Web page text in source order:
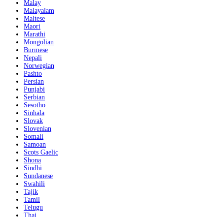
Malay
Malayalam
Maltese
Maori
Marathi
Mongolian
Burmese
Nepali
Norwegian
Pashto
Persian
Punjabi
Serbian
Sesotho
Sinhala
Slovak
Slovenian
Somali
Samoan
Scots Gaelic
Shona
Sindhi
Sundanese
Swahili
Tajik
Tamil
Telugu
Thai